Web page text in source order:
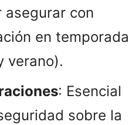
asegurar con
en temporada
verano).
: Esencial
sobre la